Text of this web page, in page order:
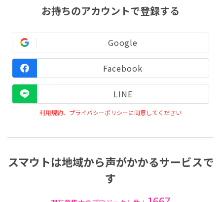
お持ちのアカウントで登録する
Google
Facebook
LINE
利用規約、プライバシーポリシーに同意してください
スマウトは地域から声がかかるサービスで
す